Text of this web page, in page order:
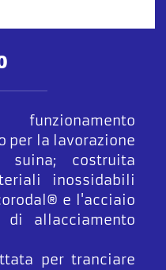
funzionamento
per la lavorazione
costruita
inossidabili
e l'acciaio
di allacciamento
per tranciare